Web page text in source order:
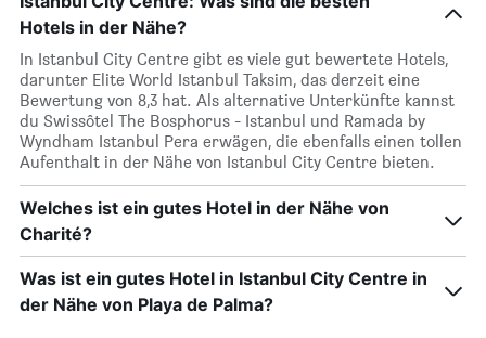
Hotels in der Nähe?
In Istanbul City Centre gibt es viele gut bewertete Hotels,
darunter Elite World Istanbul Taksim, das derzeit eine
Bewertung von 8,3 hat. Als alternative Unterkünfte kannst
du Swissôtel The Bosphorus - Istanbul und Ramada by
Wyndham Istanbul Pera erwägen, die ebenfalls einen tollen
Aufenthalt in der Nähe von Istanbul City Centre bieten.
Welches ist ein gutes Hotel in der Nähe von
Charité?
Was ist ein gutes Hotel in Istanbul City Centre in
der Nähe von Playa de Palma?